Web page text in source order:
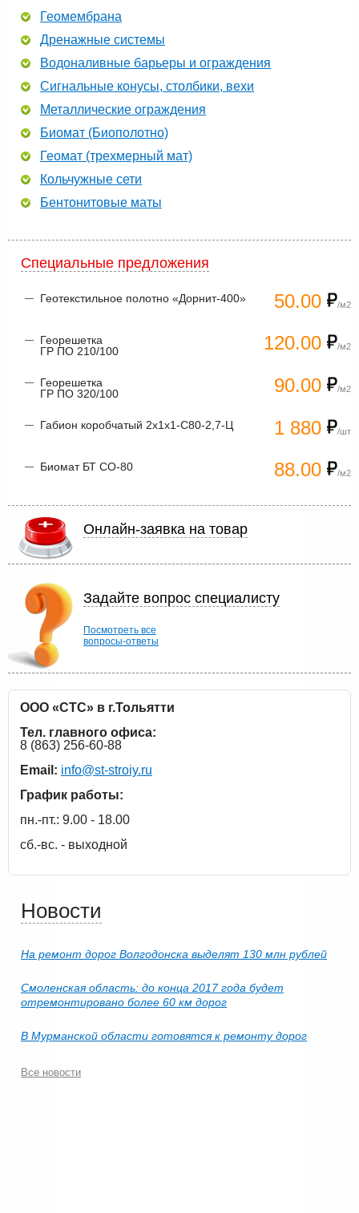
Геомембрана
Дренажные системы
Водоналивные барьеры и ограждения
Сигнальные конусы, столбики, вехи
Металлические ограждения
Биомат (Биополотно)
Геомат (трехмерный мат)
Кольчужные сети
Бентонитовые маты
Специальные предложения
50.00 /м2
Геотекстильное полотно «Дорнит-400»
120.00 /м2
Георешетка
ГР ПО 210/100
90.00 /м2
Георешетка
ГР ПО 320/100
1 880 /шт
Габион коробчатый 2х1х1-С80-2,7-Ц
88.00 /м2
Биомат БТ СО-80
Онлайн-заявка на товар
Задайте вопрос специалисту
Посмотреть все
вопросы-ответы
ООО «СТС» в г.Тольятти
Тел. главного офиса:
8 (863) 256-60-88
Email: info@st-stroiy.ru
График работы:
пн.-пт.: 9.00 - 18.00
сб.-вс. - выходной
Новости
На ремонт дорог Волгодонска выделят 130 млн рублей
Смоленская область: до конца 2017 года будет
отремонтировано более 60 км дорог
В Мурманской области готовятся к ремонту дорог
Все новости